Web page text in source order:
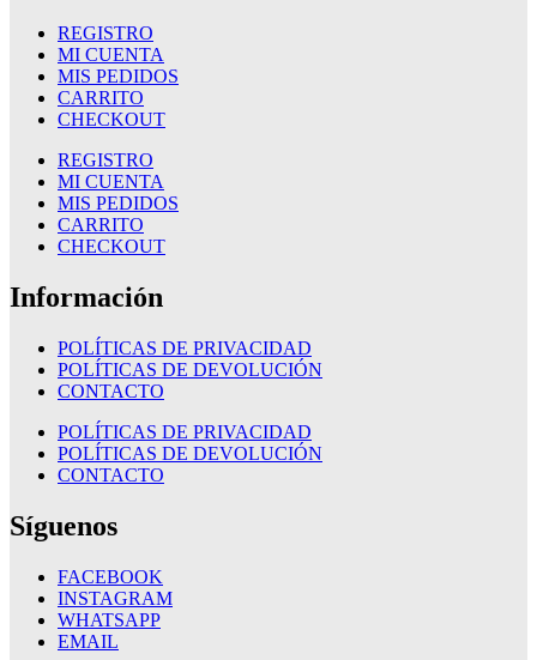
REGISTRO
MI CUENTA
MIS PEDIDOS
CARRITO
CHECKOUT
REGISTRO
MI CUENTA
MIS PEDIDOS
CARRITO
CHECKOUT
Información
POLÍTICAS DE PRIVACIDAD
POLÍTICAS DE DEVOLUCIÓN
CONTACTO
POLÍTICAS DE PRIVACIDAD
POLÍTICAS DE DEVOLUCIÓN
CONTACTO
Síguenos
FACEBOOK
INSTAGRAM
WHATSAPP
EMAIL